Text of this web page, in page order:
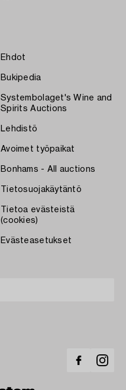
Ehdot
Bukipedia
Systembolaget's Wine and
Spirits Auctions
Lehdistö
Avoimet työpaikat
Bonhams - All auctions
Tietosuojakäytäntö
Tietoa evästeistä
(cookies)
Evästeasetukset